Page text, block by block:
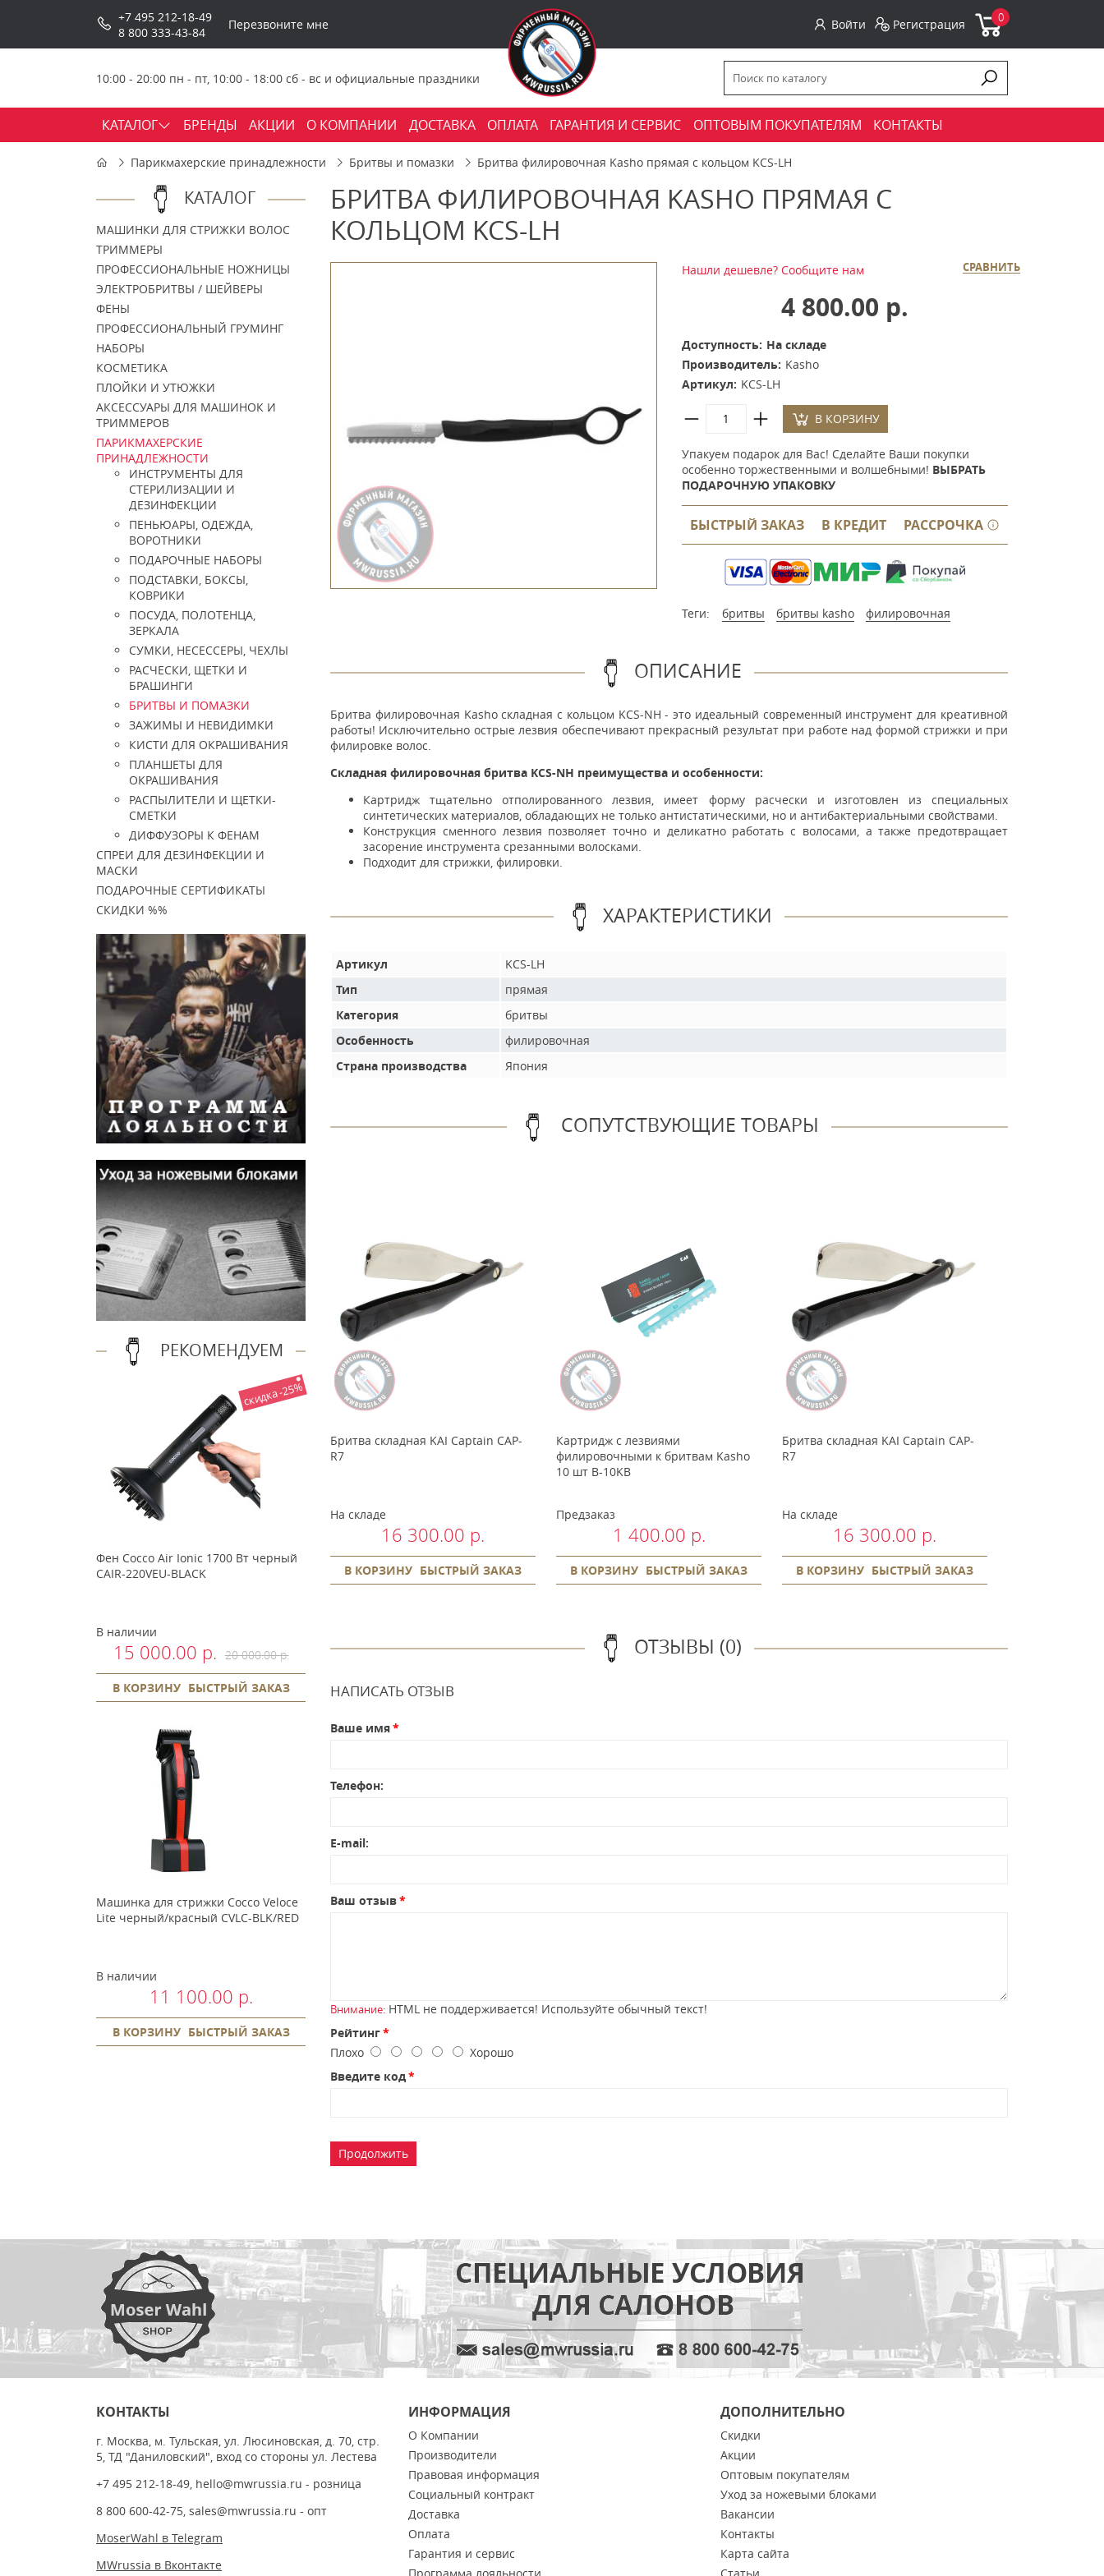
+7 495 212-18-49
8 800 333-43-84
Перезвоните мне Войти Регистрация 0
10:00 - 20:00 пн - пт, 10:00 - 18:00 сб - вс и официальные праздники
КАТАЛОГ БРЕНДЫ АКЦИИ О КОМПАНИИ ДОСТАВКА ОПЛАТА ГАРАНТИЯ И СЕРВИС ОПТОВЫМ ПОКУПАТЕЛЯМ КОНТАКТЫ
Парикмахерские принадлежности Бритвы и помазки Бритва филировочная Kasho прямая с кольцом KCS-LH
КАТАЛОГ
МАШИНКИ ДЛЯ СТРИЖКИ ВОЛОС
ТРИММЕРЫ
ПРОФЕССИОНАЛЬНЫЕ НОЖНИЦЫ
ЭЛЕКТРОБРИТВЫ / ШЕЙВЕРЫ
ФЕНЫ
ПРОФЕССИОНАЛЬНЫЙ ГРУМИНГ
НАБОРЫ
КОСМЕТИКА
ПЛОЙКИ И УТЮЖКИ
АКСЕССУАРЫ ДЛЯ МАШИНОК И
ТРИММЕРОВ
ПАРИКМАХЕРСКИЕ
ПРИНАДЛЕЖНОСТИ
ИНСТРУМЕНТЫ ДЛЯ
СТЕРИЛИЗАЦИИ И
ДЕЗИНФЕКЦИИ
ПЕНЬЮАРЫ, ОДЕЖДА,
ВОРОТНИКИ
ПОДАРОЧНЫЕ НАБОРЫ
ПОДСТАВКИ, БОКСЫ,
КОВРИКИ
ПОСУДА, ПОЛОТЕНЦА,
ЗЕРКАЛА
СУМКИ, НЕСЕССЕРЫ, ЧЕХЛЫ
РАСЧЕСКИ, ЩЕТКИ И
БРАШИНГИ
БРИТВЫ И ПОМАЗКИ
ЗАЖИМЫ И НЕВИДИМКИ
КИСТИ ДЛЯ ОКРАШИВАНИЯ
ПЛАНШЕТЫ ДЛЯ
ОКРАШИВАНИЯ
РАСПЫЛИТЕЛИ И ЩЕТКИ-
СМЕТКИ
ДИФФУЗОРЫ К ФЕНАМ
СПРЕИ ДЛЯ ДЕЗИНФЕКЦИИ И
МАСКИ
ПОДАРОЧНЫЕ СЕРТИФИКАТЫ
СКИДКИ %%
РЕКОМЕНДУЕМ
скидка -25%
Фен Cocco Air Ionic 1700 Вт черный
CAIR-220VEU-BLACK
В наличии
15 000.00 р. 20 000.00 р.
В КОРЗИНУ БЫСТРЫЙ ЗАКАЗ
Машинка для стрижки Cocco Veloce
Lite черный/красный CVLC-BLK/RED
В наличии
11 100.00 р.
В КОРЗИНУ БЫСТРЫЙ ЗАКАЗ
БРИТВА ФИЛИРОВОЧНАЯ KASHO ПРЯМАЯ С
КОЛЬЦОМ KCS-LH
СРАВНИТЬ
Нашли дешевле? Сообщите нам
4 800.00 р.
Доступность: На складе
Производитель: Kasho
Артикул: KCS-LH
В КОРЗИНУ
Упакуем подарок для Вас! Сделайте Ваши покупки
особенно торжественными и волшебными! ВЫБРАТЬ
ПОДАРОЧНУЮ УПАКОВКУ
БЫСТРЫЙ ЗАКАЗ В КРЕДИТ РАССРОЧКА
Теги: бритвы бритвы kasho филировочная
ОПИСАНИЕ
Бритва филировочная Kasho складная с кольцом KCS-NH - это идеальный современный инструмент для креативной
работы! Исключительно острые лезвия обеспечивают прекрасный результат при работе над формой стрижки и при
филировке волос.
Складная филировочная бритва KCS-NH преимущества и особенности:
Картридж тщательно отполированного лезвия, имеет форму расчески и изготовлен из специальных
синтетических материалов, обладающих не только антистатическими, но и антибактериальными свойствами.
Конструкция сменного лезвия позволяет точно и деликатно работать с волосами, а также предотвращает
засорение инструмента срезанными волосками.
Подходит для стрижки, филировки.
ХАРАКТЕРИСТИКИ
Артикул
KCS-LH
Тип
прямая
Категория
бритвы
Особенность
филировочная
Страна производства
Япония
СОПУТСТВУЮЩИЕ ТОВАРЫ
Картридж с лезвиями
филировочными к бритвам Kasho
10 шт B-10KB
Предзаказ
В КОРЗИНУ БЫСТРЫЙ ЗАКАЗ
Бритва складная KAI Captain CAP-
R7
На складе
16 300.00 р.
В КОРЗИНУ БЫСТРЫЙ ЗАКАЗ
Картридж с лезвиями
филировочными к бритвам Kasho
10 шт B-10KB
Предзаказ
1 400.00 р.
В КОРЗИНУ БЫСТРЫЙ ЗАКАЗ
Бритва складная KAI Captain CAP-
R7
На складе
16 300.00 р.
В КОРЗИНУ БЫСТРЫЙ ЗАКАЗ
ОТЗЫВЫ (0)
НАПИСАТЬ ОТЗЫВ
Ваше имя
Телефон:
E-mail:
Ваш отзыв
Внимание: HTML не поддерживается! Используйте обычный текст!
Рейтинг
Плохо
Хорошо
Введите код
Продолжить
КОНТАКТЫ
г. Москва, м. Тульская, ул. Люсиновская, д. 70, стр.
5, ТД "Даниловский", вход со стороны ул. Лестева
+7 495 212-18-49, hello@mwrussia.ru - розница
8 800 600-42-75, sales@mwrussia.ru - опт
MoserWahl в Telegram
MWrussia в Вконтакте
ИНФОРМАЦИЯ
О Компании
Производители
Правовая информация
Социальный контракт
Доставка
Оплата
Гарантия и сервис
ДОПОЛНИТЕЛЬНО
Скидки
Акции
Оптовым покупателям
Уход за ножевыми блоками
Вакансии
Контакты
Карта сайта